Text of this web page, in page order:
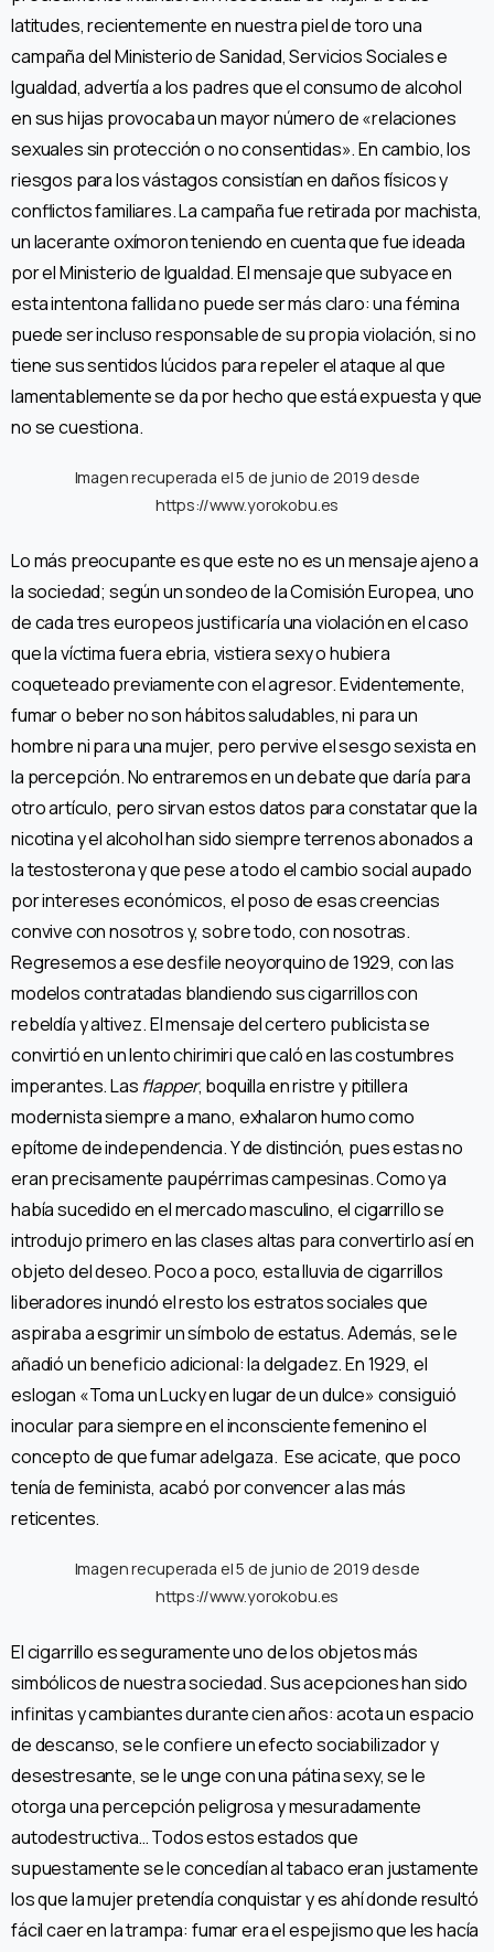
latitudes, recientemente en nuestra piel de toro una
campaña del Ministerio de Sanidad, Servicios Sociales e
Igualdad, advertía a los padres que el consumo de alcohol
en sus hijas provocaba un mayor número de «relaciones
sexuales sin protección o no consentidas». En cambio, los
riesgos para los vástagos consistían en daños físicos y
conflictos familiares. La campaña fue retirada por machista,
un lacerante oxímoron teniendo en cuenta que fue ideada
por el Ministerio de Igualdad. El mensaje que subyace en
esta intentona fallida no puede ser más claro: una fémina
puede ser incluso responsable de su propia violación, si no
tiene sus sentidos lúcidos para repeler el ataque al que
lamentablemente se da por hecho que está expuesta y que
no se cuestiona.
Imagen recuperada el 5 de junio de 2019 desde
https://www.yorokobu.es
Lo más preocupante es que este no es un mensaje ajeno a
la sociedad; según un sondeo de la Comisión Europea, uno
de cada tres europeos justificaría una violación en el caso
que la víctima fuera ebria, vistiera sexy o hubiera
coqueteado previamente con el agresor. Evidentemente,
fumar o beber no son hábitos saludables, ni para un
hombre ni para una mujer, pero pervive el sesgo sexista en
la percepción. No entraremos en un debate que daría para
otro artículo, pero sirvan estos datos para constatar que la
nicotina y el alcohol han sido siempre terrenos abonados a
la testosterona y que pese a todo el cambio social aupado
por intereses económicos, el poso de esas creencias
convive con nosotros y, sobre todo, con nosotras.
Regresemos a ese desfile neoyorquino de 1929, con las
modelos contratadas blandiendo sus cigarrillos con
rebeldía y altivez. El mensaje del certero publicista se
convirtió en un lento chirimiri que caló en las costumbres
imperantes. Las flapper, boquilla en ristre y pitillera
modernista siempre a mano, exhalaron humo como
epítome de independencia. Y de distinción, pues estas no
eran precisamente paupérrimas campesinas. Como ya
había sucedido en el mercado masculino, el cigarrillo se
introdujo primero en las clases altas para convertirlo así en
objeto del deseo. Poco a poco, esta lluvia de cigarrillos
liberadores inundó el resto los estratos sociales que
aspiraba a esgrimir un símbolo de estatus. Además, se le
añadió un beneficio adicional: la delgadez. En 1929, el
eslogan «Toma un Lucky en lugar de un dulce» consiguió
inocular para siempre en el inconsciente femenino el
concepto de que fumar adelgaza. Ese acicate, que poco
tenía de feminista, acabó por convencer a las más
reticentes.
Imagen recuperada el 5 de junio de 2019 desde
https://www.yorokobu.es
El cigarrillo es seguramente uno de los objetos más
simbólicos de nuestra sociedad. Sus acepciones han sido
infinitas y cambiantes durante cien años: acota un espacio
de descanso, se le confiere un efecto sociabilizador y
desestresante, se le unge con una pátina sexy, se le
otorga una percepción peligrosa y mesuradamente
autodestructiva… Todos estos estados que
supuestamente se le concedían al tabaco eran justamente
los que la mujer pretendía conquistar y es ahí donde resultó
fácil caer en la trampa: fumar era el espejismo que les hacía